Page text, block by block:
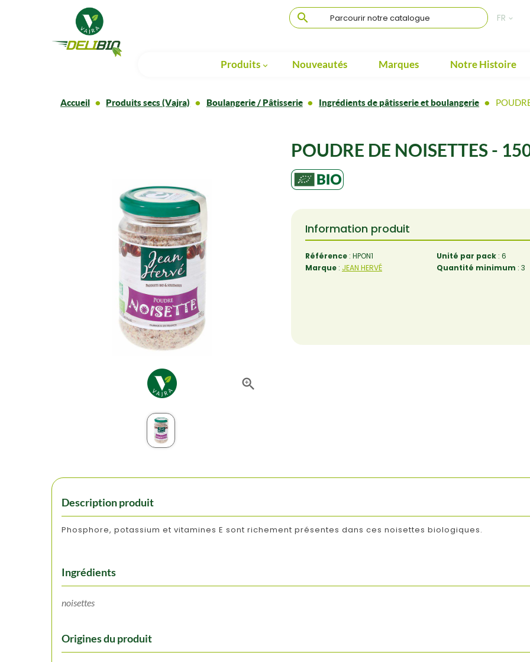
 FR 

Produits Nouveautés Marques Notre Histoire
Accueil Produits secs (Vajra) Boulangerie / Pâtisserie Ingrédients de pâtisserie et boulangerie

POUDRE DE NOISETTES -
Information produit
Référence: HPON1
Marque: JEAN HERVÉ
Unité par pack : 6
Quantité minimum : 3
Description produit
Phosphore, potassium et vitamines E sont richement présentes dans ces noisettes biologiques.
Ingrédients
noisettes
Origines du produit